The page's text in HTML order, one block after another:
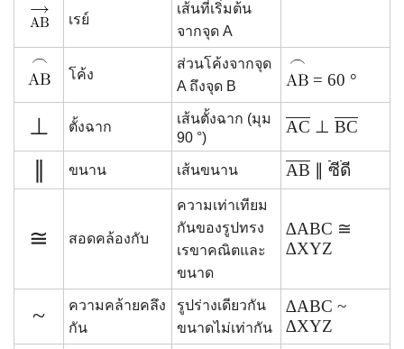
เรย์
เส้นที่เริ่มต้น
จากจุด A
โค้ง
ส่วนโค้งจากจุด
A ถึงจุด B
= 60 °
⊥ ตั้งฉาก
เส้นตั้งฉาก (มุม
90 °)
AC ⊥ BC
ขนาน เส้นขนาน AB ซีดี
≅ สอดคล้องกับ
ความเท่าเทียม
กันของรูปทรง
เรขาคณิตและ
ขนาด
∆ABC ≅
∆XYZ
~
ความคล้ายคลึง
กัน
รูปร่างเดียวกัน
ขนาดไม่เท่ากัน
∆ABC ~
∆XYZ